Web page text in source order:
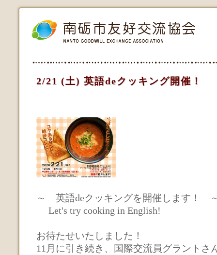
2/21 (土) 英語deクッキング開催！
～ 英語deクッキングを開催します！
Let's try cooking in English!
お待たせいたしました！
11月に引き続き、国際交流員グラントさ